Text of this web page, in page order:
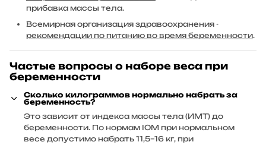
прибавка массы тела.
Всемирная организация здравоохранения -
рекомендации по питанию во время беременности.
Частые вопросы о наборе веса при
беременности
Сколько килограммов нормально набрать за
беременность?
Это зависит от индекса массы тела (ИМТ) до
беременности. По нормам IOM при нормальном
весе допустимо набрать 11,5–16 кг, при